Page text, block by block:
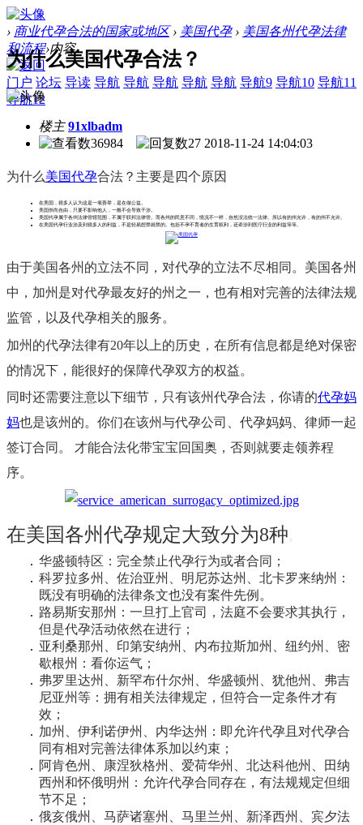
› 商业代孕合法的国家或地区 › 美国代孕 › 美国各州代孕法律
和流程›内容
门户 论坛 导读 导航 导航 导航 导航 导航 导航9 导航10 导航11
导航12
为什么美国代孕合法？
楼主 91xlbadm
36984
27 2018-11-24 14:04:03
为什么美国代孕合法？主要是四个原因
在美国，很多人认为这是一项善举，是在做公益。
美国崇尚自由，只要不影响他人，一般不会导致干涉。
美国代孕属于各州法律管辖范围，不属于联邦法律管。而各州的民意不同，情况不一样，自然没法统一法律。所以有的州允许，有的州不允许。
在美国代孕行业涉及到很多人的利益，不是轻易想禁就禁的。包括不孕不育者的生育权利，还牵涉到医疗行业的利益等等。
由于美国各州的立法不同，对代孕的立法不尽相同。美国各州
中，加州是对代孕最友好的州之一，也有相对完善的法律法规
监管，以及代孕相关的服务。
加州的代孕法律有20年以上的历史，在所有信息都是绝对保密
的情况下，能很好的保障代孕双方的权益。
同时还需要注意以下细节，只有该州代孕合法，你请的代孕妈
妈也是该州的。你们在该州与代孕公司、代孕妈妈、律师一起
签订合同。 才能合法化带宝宝回国奥，否则就要走领养程
序。
在美国各州代孕规定大致分为8种 ：
华盛顿特区：完全禁止代孕行为或者合同；
科罗拉多州、佐治亚州、明尼苏达州、北卡罗来纳州：
既没有明确的法律条文也没有案件先例。
路易斯安那州：一旦打上官司，法庭不会要求其执行，
但是代孕活动依然在进行；
亚利桑那州、印第安纳州、内布拉斯加州、纽约州、密
歇根州：看你运气；
弗罗里达州、新罕布什尔州、华盛顿州、犹他州、弗吉
尼亚州等：拥有相关法律规定，但符合一定条件才有
效；
加州、伊利诺伊州、内华达州：即允许代孕且对代孕合
同有相对完善法律体系加以约束；
阿肯色州、康涅狄格州、爱荷华州、北达科他州、田纳
西州和怀俄明州：允许代孕合同存在，有法规规定但细
节不足；
俄亥俄州、马萨诸塞州、马里兰州、新泽西州、宾夕法